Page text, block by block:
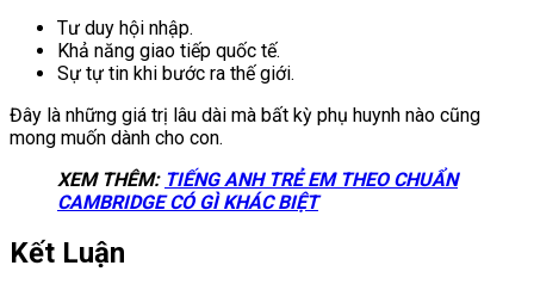
Tư duy hội nhập.
Khả năng giao tiếp quốc tế.
Sự tự tin khi bước ra thế giới.
Đây là những giá trị lâu dài mà bất kỳ phụ huynh nào cũng
mong muốn dành cho con.
XEM THÊM: TIẾNG ANH TRẺ EM THEO CHUẨN
CAMBRIDGE CÓ GÌ KHÁC BIỆT
Kết Luận